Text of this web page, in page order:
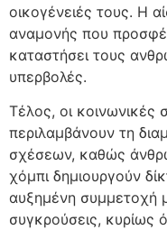
οικογένειές τους. Η
αναμονής που
καταστήσει τους
υπερβολές.
Τέλος, οι κοινωνικές
περιλαμβάνουν τη
σχέσεων, καθώς
χόμπι δημιουργούν
αυξημένη συμμετοχή
συγκρούσεις, κυρίως